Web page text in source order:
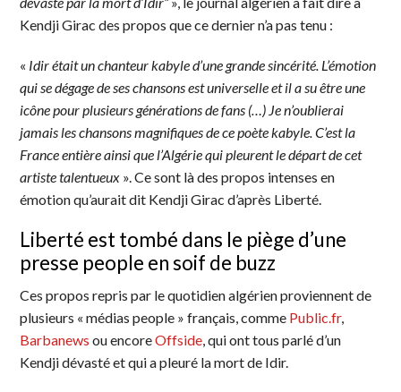
Kendji Girac des propos que ce dernier n’a pas tenu :
« Idir était un chanteur kabyle d’une grande sincérité. L’émotion
qui se dégage de ses chansons est universelle et il a su être une
icône pour plusieurs générations de fans (…) Je n’oublierai
jamais les chansons magnifiques de ce poète kabyle. C’est la
France entière ainsi que l’Algérie qui pleurent le départ de cet
artiste talentueux ». Ce sont là des propos intenses en
émotion qu’aurait dit Kendji Girac d’après Liberté.
Liberté est tombé dans le piège d’une
presse people en soif de buzz
Ces propos repris par le quotidien algérien proviennent de
plusieurs « médias people » français, comme Public.fr,
Barbanews ou encoreOffside, qui ont tous parlé d’un
Kendji dévasté et qui a pleuré la mort de Idir.